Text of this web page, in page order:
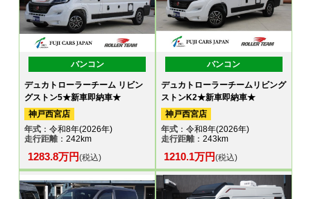
バンコン
デュカトローラーチーム リビン
グストン5★新車即納車★
神戸西宮店
年式 ：令和8年(2026年)
走行距離：242km
1283.8万円(税込)
バンコン
デュカトローラーチームリビング
ストンK2★新車即納車★
神戸西宮店
年式：令和8年(2026年)
走行距離：243km
1210.1万円(税込)